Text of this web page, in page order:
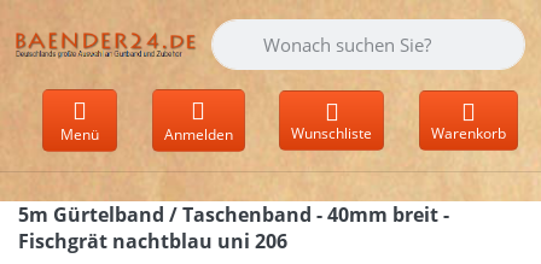
Geben Sie einen Suchbegriff ein.
Menü Anmelden Wunschliste Warenkorb
5m Gürtelband / Taschenband - 40mm breit -
Fischgrät nachtblau uni 206